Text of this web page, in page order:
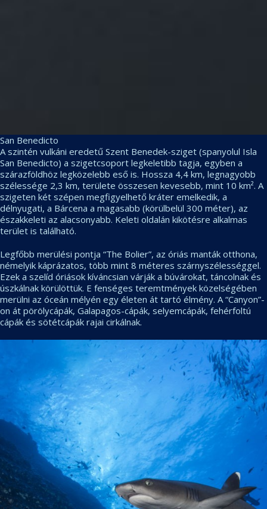
San Benedicto
A szintén vulkáni eredetű Szent Benedek-sziget (spanyolul Isla
San Benedicto) a szigetcsoport legkeletibb tagja, egyben a
szárazföldhöz legközelebb eső is. Hossza 4,4 km, legnagyobb
szélessége 2,3 km, területe összesen kevesebb, mint 10 km². A
szigeten két szépen megfigyelhető kráter emelkedik, a
délnyugati, a Bárcena a magasabb (körülbelül 300 méter), az
északkeleti az alacsonyabb. Keleti oldalán kikötésre alkalmas
terület is található.
Legfőbb merülési pontja “The Bolier”, az óriás manták otthona,
némelyik káprázatos, több mint 8 méteres szárnyszélességgel.
Ezek a szelíd óriások kíváncsian várják a búvárokat, táncolnak és
úszkálnak körülöttük. E fenséges teremtmények közelségében
merülni az óceán mélyén egy életen át tartó élmény. A “Canyon”-
on át pörölycápák, Galapagos-cápák, selyemcápák, fehérfoltú
cápák és sötétcápák rajai cirkálnak.